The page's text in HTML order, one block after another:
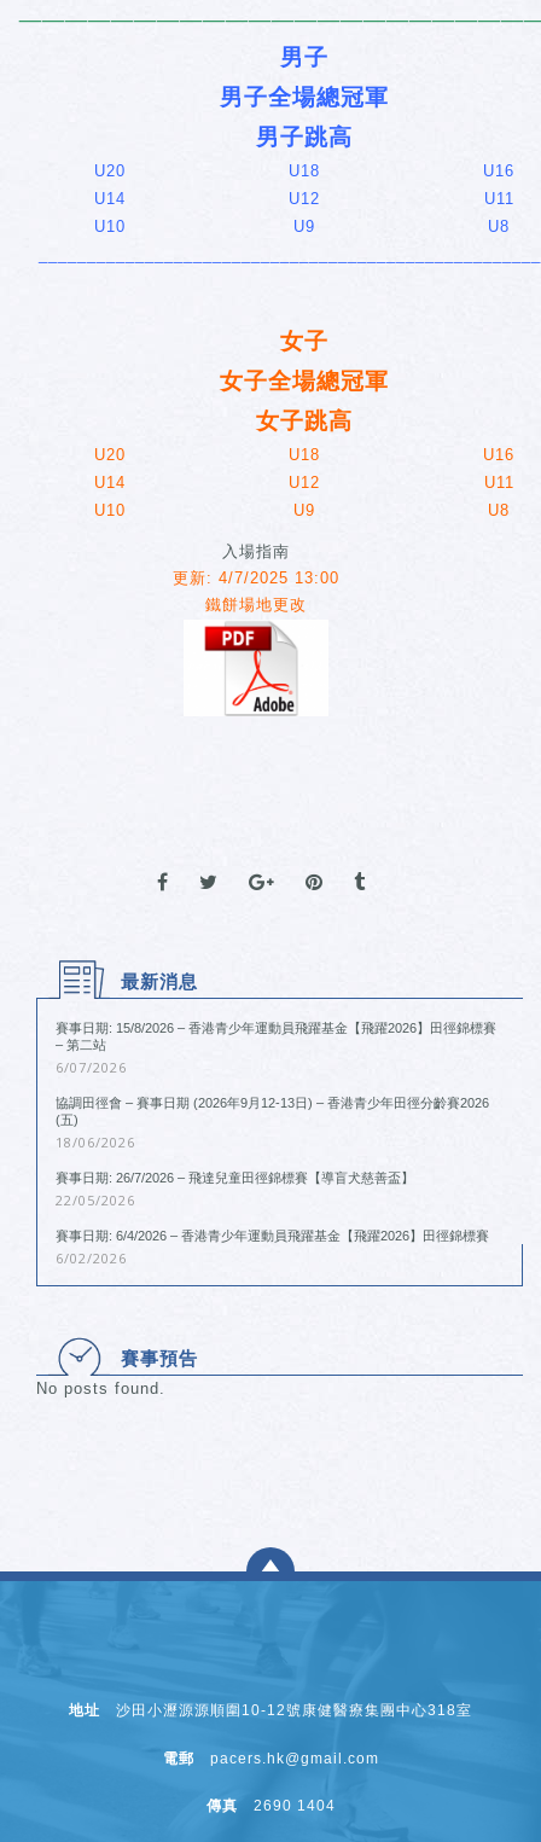
男子
男子全場總冠軍
男子跳高
U20 U18
U16
U14
U12
U11
U10
U9
U8
女子
女子全場總冠軍
女子跳高
U20 U18
U16
U14
U12
U11
U10
U9 U8
入場指南
更新: 4/7/2025 13:00
鐵餅場地更改
最新消息
賽事日期: 15/8/2026 – 香港青少年運動員飛躍基金【飛躍2026】田徑錦標賽
– 第二站
6/07/2026
協調田徑會 – 賽事日期 (2026年9月12-13日) – 香港青少年田徑分齡賽2026
(五)
18/06/2026
賽事日期: 26/7/2026 – 飛達兒童田徑錦標賽【導盲犬慈善盃】
22/05/2026
賽事日期: 6/4/2026 – 香港青少年運動員飛躍基金【飛躍2026】田徑錦標賽
6/02/2026
賽事預告
No posts found.
地址 沙田小瀝源源順圍10-12號康健醫療集團中心318室
電郵 pacers.hk@gmail.com
傳真 2690 1404